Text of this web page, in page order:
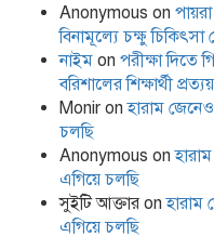
Anonymous on
বিনামূল্যে চক্ষু চিকিৎসা
নাইম on পরীক্ষা দিতে
বরিশালের শিক্ষার্থী প্রত্যয়
Monir onহারাম
চলছি
Anonymous on
এগিয়ে চলছি
সুইটি আক্তার onহারাম
এগিয়ে চলছি